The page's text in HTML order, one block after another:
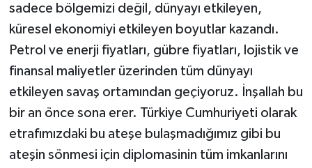
sadece bölgemizi değil, dünyayı etkileyen,
küresel ekonomiyi etkileyen boyutlar kazandı.
Petrol ve enerji fiyatları, gübre fiyatları, lojistik ve
finansal maliyetler üzerinden tüm dünyayı
etkileyen savaş ortamından geçiyoruz. İnşallah bu
bir an önce sona erer. Türkiye Cumhuriyeti olarak
etrafımızdaki bu ateşe bulaşmadığımız gibi bu
ateşin sönmesi için diplomasinin tüm imkanlarını